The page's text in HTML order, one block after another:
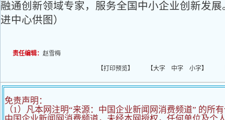
融通创新领域专家，服务全国中小企业创新发
进中心供图）
责任编辑： 赵雪梅
【打印预览】 【大字 中字 小字】
免责声明：
（1）凡本网注明“来源：中国企业新闻网消费频道” 的所